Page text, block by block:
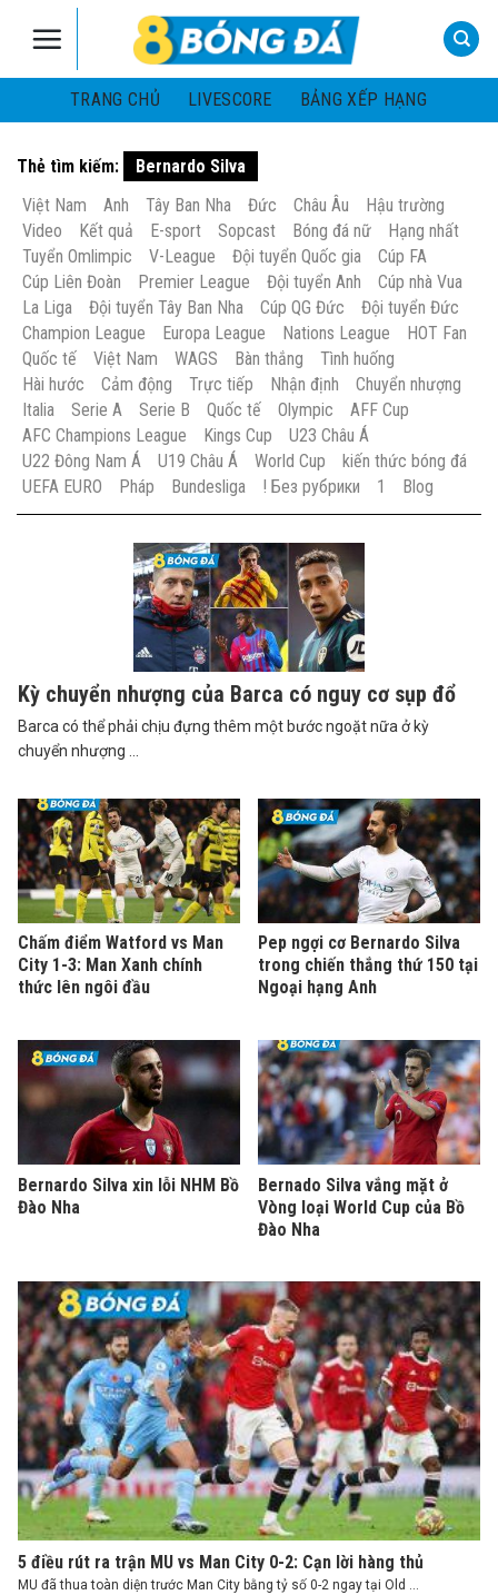
TRANG CHỦ
LIVESCORE BẢNG XẾP HẠNG
Thẻ tìm kiếm:
Bernardo Silva
Việt Nam
Anh Tây Ban Nha Đức Châu Âu
Hậu trường
Video
Kết quả E-sport Sopcast Bóng đá nữ
Hạng nhất
Tuyển Omlimpic
V-League Đội tuyển Quốc gia
Cúp FA
Cúp Liên Đoàn
Premier League Đội tuyển Anh
Cúp nhà Vua
La Liga
Đội tuyển Tây Ban Nha Cúp QG Đức
Đội tuyển Đức
Champion League
Europa League Nations League
HOT Fan
Quốc tế
Việt Nam WAGS Bàn thắng
Tình huống
Hài hước
Cảm động Trực tiếp Nhận định
Chuyển nhượng
Italia
Serie A Serie B Quốc tế Olympic
AFF Cup
AFC Champions League
Kings Cup
U23 Châu Á
U22 Đông Nam Á
U19 Châu Á World Cup
kiến thức bóng đá
UEFA EURO
Pháp Bundesliga ! Без рубрики 1 Blog
Kỳ chuyển nhượng của Barca có nguy cơ sụp đổ
Barca có thể phải chịu đựng thêm một bước ngoặt nữa ở kỳ
chuyển nhượng ...
Chấm điểm Watford vs Man
City 1-3: Man Xanh chính
thức lên ngôi đầu
Pep ngợi cơ Bernardo Silva
trong chiến thắng thứ 150 tại
Ngoại hạng Anh
Bernardo Silva xin lỗi NHM Bồ
Đào Nha
Bernado Silva vắng mặt ở
Vòng loại World Cup của Bồ
Đào Nha
5 điều rút ra trận MU vs Man City 0-2: Cạn lời hàng thủ
MU đã thua toàn diện trước Man City bằng tỷ số 0-2 ngay tại Old ...